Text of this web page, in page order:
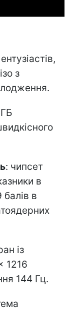
з
: чипсет
в
в
із
1216
144 Гц.